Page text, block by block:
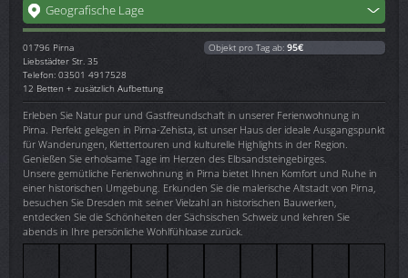
Geografische Lage
01796 Pirna
Liebstädter Str. 35
Telefon: 03501 4917528
12 Betten + zusätzlich Aufbettung
Objekt pro Tag ab: 95€
Erleben Sie Natur pur und Gastfreundschaft in unserer Ferienwohnung in
Pirna. Perfekt gelegen in Pirna-Zehista, ist unser Haus der ideale Ausgangspunkt
für Wanderungen, Klettertouren und kulturelle Highlights in der Region.
Genießen Sie erholsame Tage im Herzen des Elbsandsteingebirges.
Unsere gemütliche Ferienwohnung in Pirna bietet Ihnen Komfort und Ruhe in
einer historischen Umgebung. Erkunden Sie die malerische Altstadt von Pirna,
besuchen Sie Dresden mit seiner Vielzahl an historischen Bauwerken,
entdecken Sie die Schönheiten der Sächsischen Schweiz und kehren Sie
abends in Ihre persönliche Wohlfühloase zurück.